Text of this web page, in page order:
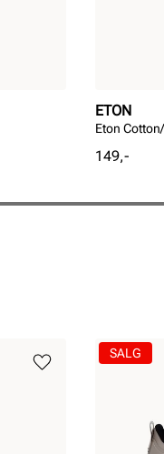
ETON
Eton
Pris
149,-
SALG